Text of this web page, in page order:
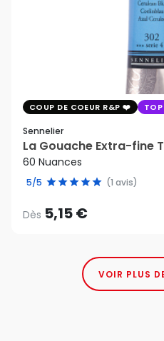
COUP DE COEUR R&P TOP
Sennelier
La Gouache Extra-fine
60 Nuances
5/5 (1 avis)
Dès 5,15 €
VOIR PLUS